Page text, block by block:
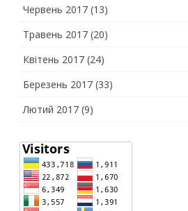
Червень 2017 (13)
Травень 2017 (20)
Квітень 2017 (24)
Березень 2017 (33)
Лютий 2017 (9)